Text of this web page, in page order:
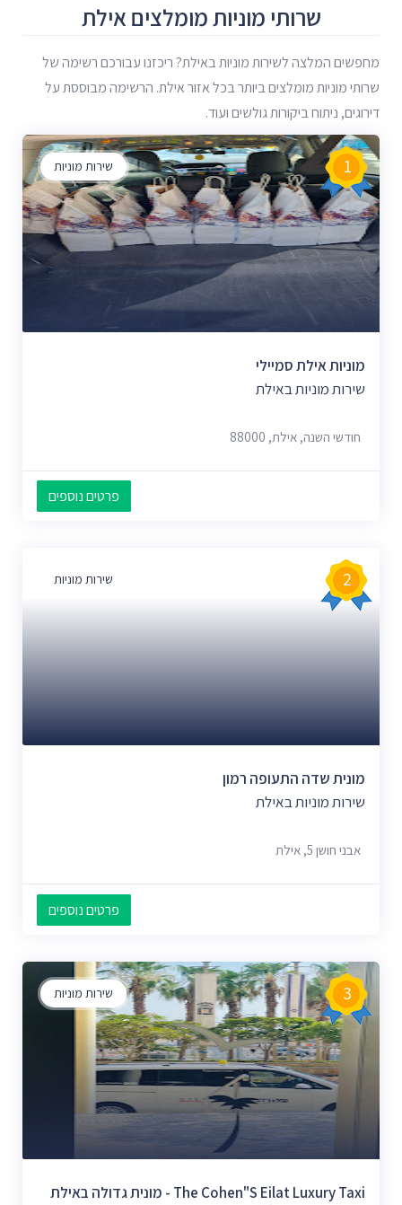
שרותי מוניות מומלצים אילת
מחפשים המלצה לשירות מוניות באילת? ריכזנו עבורכם רשימה של
שרותי מוניות מומלצים ביותר בכל אזור אילת. הרשימה מבוססת על
דירוגים, ניתוח ביקורות גולשים ועוד.
שירות מוניות 1
מוניות אילת סמיילי
שירות מוניות באילת
חודשי השנה, אילת, 88000
פרטים נוספים
שירות מוניות 2
מונית שדה התעופה רמון
שירות מוניות באילת
אבני חושן 5, אילת
פרטים נוספים
שירות מוניות 3
The Cohen"s Eilat Luxury Taxi - מונית גדולה באילת